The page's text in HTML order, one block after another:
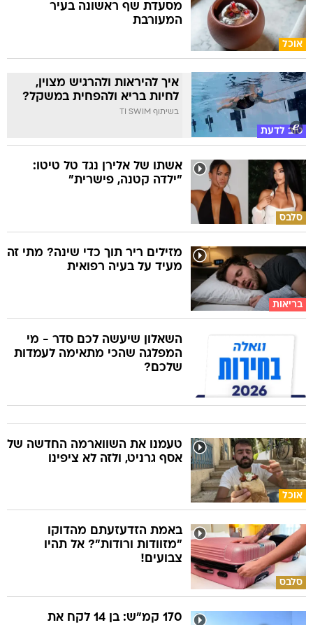
אוכל
מסעדת שף ראשונה בעיר
המעורבת
טוב לדעת
איך להיראות ולהרגיש מצוין,
לחיות בריא ולהפחית במשקל?
בשיתוף TI SWIM
סלבס
אשתו של אלירן נגד טל טיטו:
"ילדה קטנה, פישרית"
בריאות
מזילים ריר תוך כדי שינה? מתי זה
מעיד על בעיה רפואית
השאלון שיעשה לכם סדר - מי
המפלגה שהכי מתאימה לעמדות
שלכם?
אוכל
טעמנו את השווארמה החדשה של
אסף גרניט, ולזה לא ציפינו
סלבס
באמת הזדעזעתם מהדוקו
"מזוודות ורודות"? אל תהיו
צבועים!
170 קמ"ש: בן 14 לקח את